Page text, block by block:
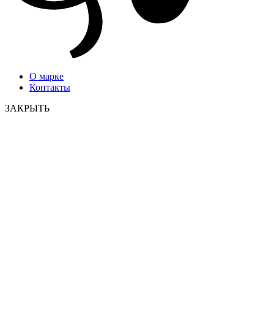
О марке
Контакты
ЗАКРЫТЬ